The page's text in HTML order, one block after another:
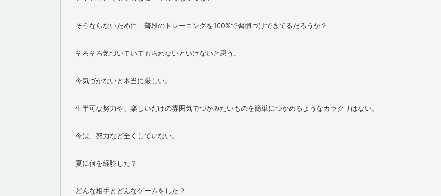
そうならないために、普段のトレーニングを100%で習慣づけできてるだろうか？
そろそろ気づいていてもらわないといけないと思う。
今気づかないと本当に厳しい。
生半可な努力や、楽しいだけの雰囲気でつかみたいものを簡単につかめるようなカラクリはない。
今は、努力など全くしていない。
夏に何を経験した？
どんな相手とどんなゲームをした？